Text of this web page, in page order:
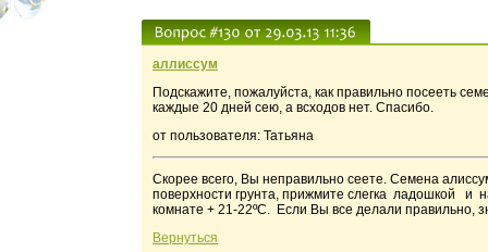
аллиссум
Подскажите, пожалуйста, как правильно посееть
каждые 20 дней сею, а всходов нет. Спасибо.
от пользователя: Татьяна
Скорее всего, Вы неправильно сеете. Семена
поверхности грунта, прижмите слегка ладошкой и
комнате + 21-22ºС. Если Вы все делали правильно,
Вернуться